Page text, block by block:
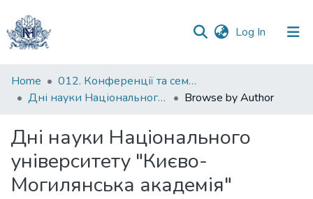
Log In (current)
Communities
&
All of DSpace
Home
012. Конференції та семінари НаУКМА
Дні науки Національного університету "Києво-Могилянська академія"
Browse by Author
Дні науки Національного
університету "Києво-
Могилянська академія"